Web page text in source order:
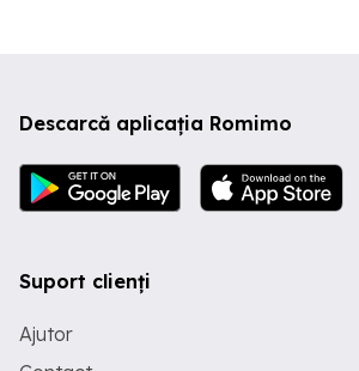
Descarcă aplicația Romimo
Suport clienți
Ajutor